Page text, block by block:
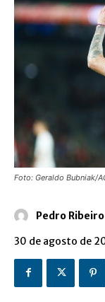
Foto: Geraldo Bubniak/
Pedro Ribeiro
30 de agosto de